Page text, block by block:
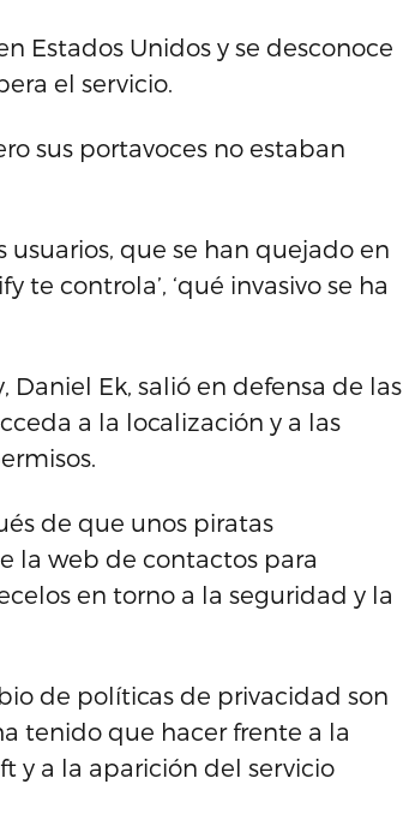
Estados Unidos y se desconoce
el servicio.
sus portavoces no estaban
que se han quejado en
controla’, ‘qué invasivo se ha
Ek, salió en defensa de las
a la localización y a las
de que unos piratas
la web de contactos para
en torno a la seguridad y la
de políticas de privacidad son
tenido que hacer frente a la
y a la aparición del servicio